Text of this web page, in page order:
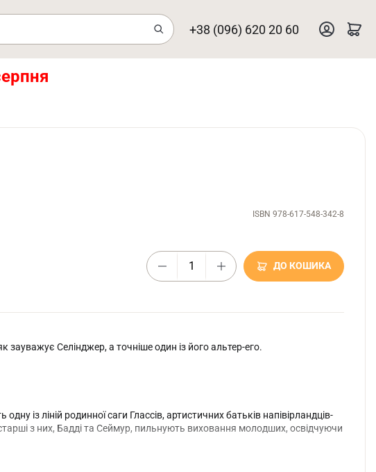
+38 (096) 620 20 60
ISBN 978-617-548-342-8
ДО КОШИКА
зауважує Селінджер, а точніше один із його альтер-его.
із ліній родинної саги Глассів, артистичних батьків напівірландців-
з них, Бадді та Сеймур, пильнують виховання молодших, освідчуючи